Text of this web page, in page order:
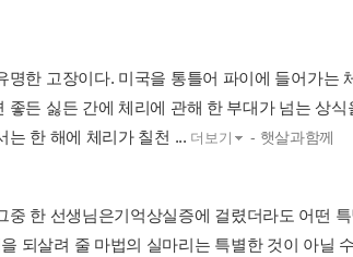
한 고장이다. 미국을 통틀어 파이에 들어가는
든 싫든 간에 체리에 관해 한 부대가 넘는 상식
는 한 해에 체리가 칠천 ... 더보기 - 햇살과함께
한 선생님은기억상실증에 걸렸더라도 어떤
되살려 줄 마법의 실마리는 특별한 것이 아닐